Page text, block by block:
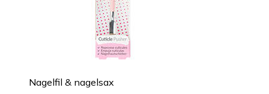
Nagelfil & nagelsax